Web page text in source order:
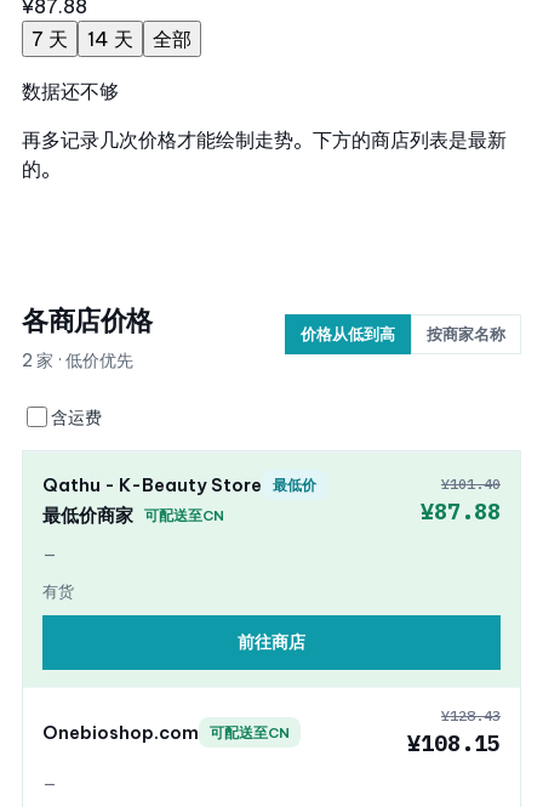
¥87.88
7 天
14 天 全部
数据还不够
再多记录几次价格才能绘制走势。下方的商店列表是最新
的。
各商店价格
2 家 · 低价优先
价格从低到高 按商家名称
含运费
Qathu - K-Beauty Store 最低价
最低价商家 可配送至CN
—
有货
¥101.40
¥87.88
前往商店
Onebioshop.com 可配送至CN
—
¥128.43
¥108.15